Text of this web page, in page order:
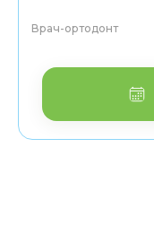
Врач-ортодонт